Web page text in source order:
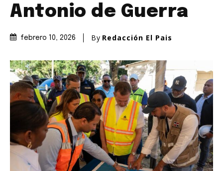
Antonio de Guerra
febrero 10, 2026 By Redacción El Pais